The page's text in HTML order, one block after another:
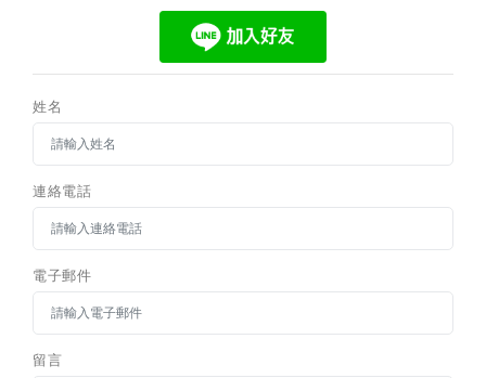
姓名
連絡電話
電子郵件
留言